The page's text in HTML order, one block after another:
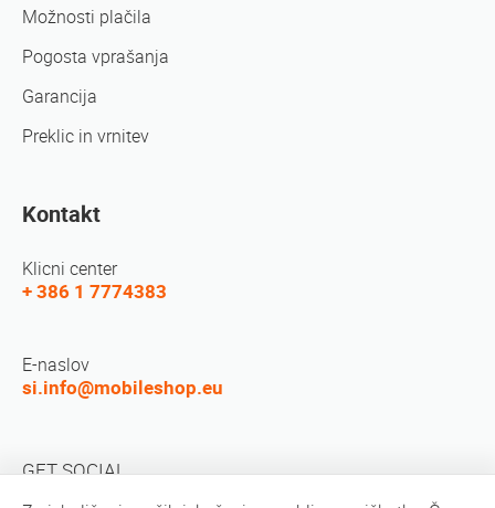
Možnosti plačila
Pogosta vprašanja
Garancija
Preklic in vrnitev
Kontakt
Klicni center
+ 386 1 7774383
E-naslov
si.info@mobileshop.eu
GET SOCIAL